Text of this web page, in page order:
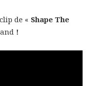
de « Shape The
!